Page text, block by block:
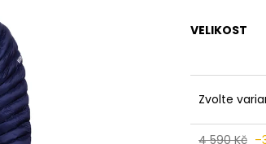
VELIKOST
Zvolte
4 590 Kč